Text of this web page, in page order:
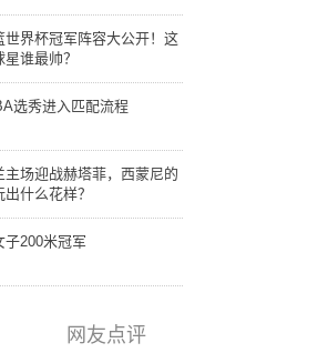
世界杯冠军阵容大公开！这
谁最帅？
选秀进入匹配流程
主场迎战赫塔菲，西蒙尼的
什么花样？
子200米冠军
网友点评